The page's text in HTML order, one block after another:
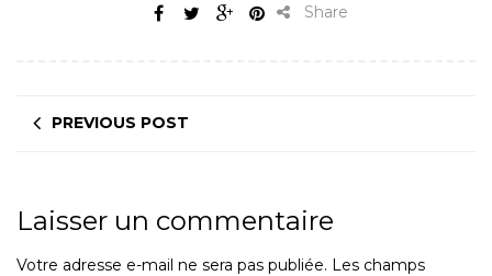
Share
PREVIOUS POST
Laisser un commentaire
Votre adresse e-mail ne sera pas publiée. Les champs